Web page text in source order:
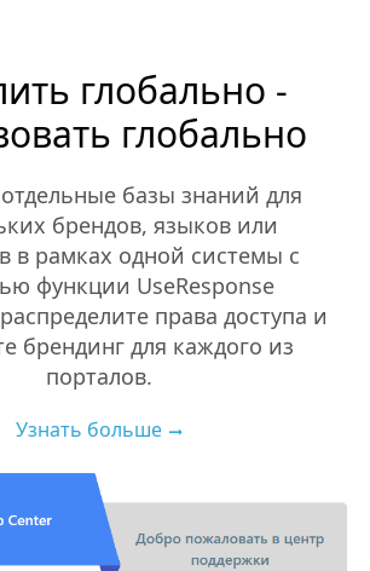
глобально -
глобально
базы знаний для
брендов, языков или
в рамках одной системы с
функции UseResponse
права доступа и
брендинг для каждого из
порталов.
Узнать больше